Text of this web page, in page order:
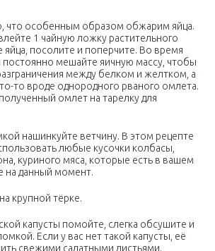
что особенным образом обжарим яйца.
1 чайную ложку растительного
яйца, посолите и поперчите. Во время
мешайте яичную массу, чтобы
между белком и желтком, а
то вроде однородного рваного омлета.
омлет на тарелку для
нашинкуйте ветчину. В этом рецепте
любые кусочки колбасы,
куриного мяса, которые есть в вашем
на данный момент.
крупной тёрке.
капусты помойте, слегка обсушите и
Если у вас нет такой капусты, её
свежими салатными листьями.